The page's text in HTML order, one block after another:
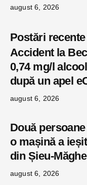
august 6, 2026
Postări recente
Accident la
0,74 mg/l
după un apel
august 6, 2026
Două
o mașină a
din Șieu-
august 6, 2026